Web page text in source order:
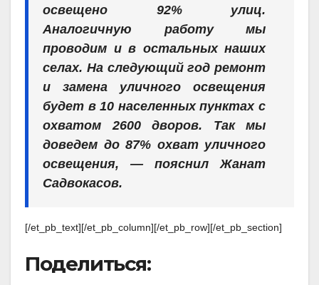
освещено 92% улиц.
Аналогичную работу мы
проводим и в остальных наших
селах. На следующий год ремонт
и замена уличного освещения
будет в 10 населенных пунктах с
охватом 2600 дворов. Так мы
доведем до 87% охват уличного
освещения, — пояснил Жанат
Садвокасов.
[/et_pb_text][/et_pb_column][/et_pb_row][/et_pb_section]
Поделиться: